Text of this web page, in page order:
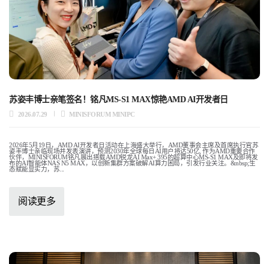
苏姿丰博士亲笔签名！铭凡MS-S1 MAX惊艳AMD AI开发者日
2026.07.29 MINISFORUM MINIPC
2026年5月19日，AMD AI开发者日活动在上海盛大举行，AMD董事会主席及首席执行官苏
姿丰博士亲临现场并发表演讲，预测2030年全球每日AI用户将达50亿, 作为AMD重要合作
伙伴，MINISFORUM铭凡展出搭载AMD锐龙AI Max+ 395的超算中心MS-S1 MAX及即将发
布的AI智能体NAS N5 MAX，以创新集群方案破解AI算力困局，引发行业关注。&nbsp;生
态赋能显实力，苏...
阅读更多